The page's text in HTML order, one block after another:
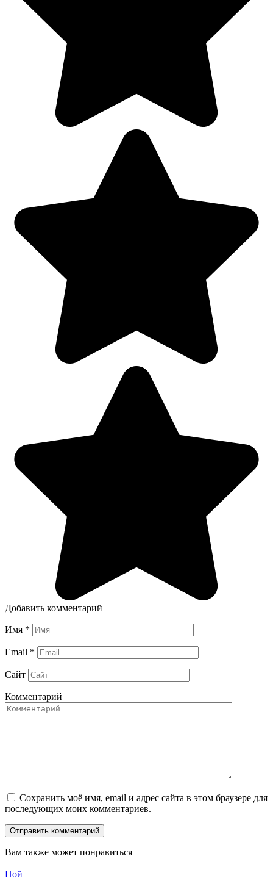
Добавить комментарий
Имя *
Email *
Сайт
Комментарий
Сохранить моё имя, email и адрес сайта в этом браузере для
последующих моих комментариев.
Вам также может понравиться
Пой